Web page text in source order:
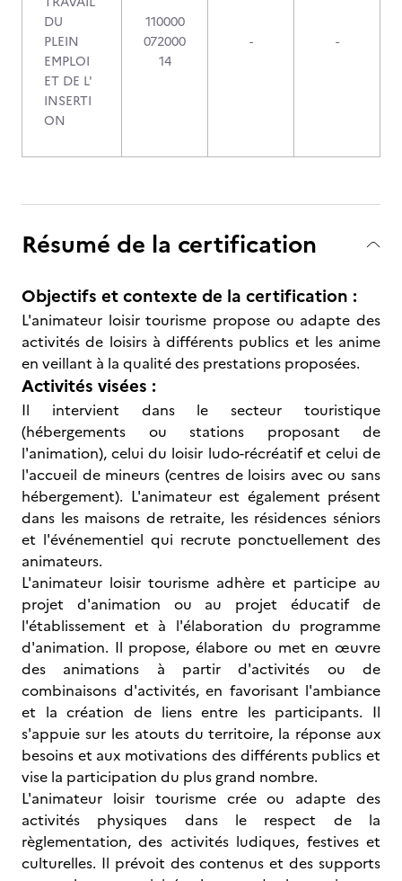
DU
PLEIN
EMPLOI
ET DE L'
INSERTI
ON
110000
072000
14
- -
Résumé de la certification
Objectifs et contexte de la certification :
L'animateur loisir tourisme propose ou adapte des
activités de loisirs à différents publics et les anime
en veillant à la qualité des prestations proposées.
Activités visées :
Il intervient dans le secteur touristique
(hébergements ou stations proposant de
l'animation), celui du loisir ludo-récréatif et celui de
l'accueil de mineurs (centres de loisirs avec ou sans
hébergement). L'animateur est également présent
dans les maisons de retraite, les résidences séniors
et l'événementiel qui recrute ponctuellement des
animateurs.
L'animateur loisir tourisme adhère et participe au
projet d'animation ou au projet éducatif de
l'établissement et à l'élaboration du programme
d'animation. Il propose, élabore ou met en œuvre
des animations à partir d'activités ou de
combinaisons d'activités, en favorisant l'ambiance
et la création de liens entre les participants. Il
s'appuie sur les atouts du territoire, la réponse aux
besoins et aux motivations des différents publics et
vise la participation du plus grand nombre.
L'animateur loisir tourisme crée ou adapte des
activités physiques dans le respect de la
règlementation, des activités ludiques, festives et
culturelles. Il prévoit des contenus et des supports